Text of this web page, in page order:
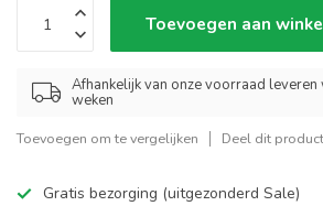
Toevoegen aan
Afhankelijk van onze voorraad leveren
weken
Toevoegen om te vergelijken Deel dit product
Gratis bezorging (uitgezonderd Sale)